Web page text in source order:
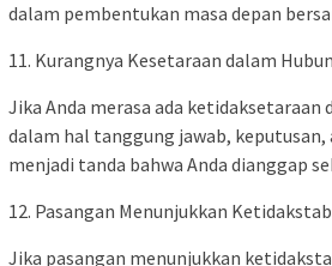
dalam pembentukan masa depan
11. Kurangnya Kesetaraan dalam
Jika Anda merasa ada ketidaksetaraan
dalam hal tanggung jawab,
menjadi tanda bahwa Anda dianggap
12. Pasangan Menunjukkan
Jika pasangan menunjukkan